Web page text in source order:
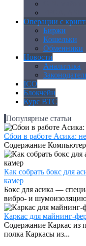
Операции с
Биржи
Кошельки
Обменники
Новости
Аналитика
ICO
Блокчейн
Курс BTC
Популярные статьи
Сбои в работе Асика:
Содержание
Как собрать бокс для
камер
Бокс для асика —
вибро- и
Каркас для майнинг-
Содержание Каркас из
полка Каркасы из...